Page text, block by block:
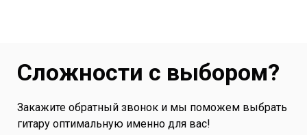
Сложности с выбором?
Закажите обратный звонок и мы поможем выбрать
гитару оптимальную именно для вас!